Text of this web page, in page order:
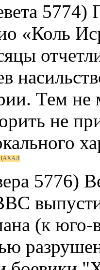
5774)
«Коль
Тем не
не
5776)
(к юго-